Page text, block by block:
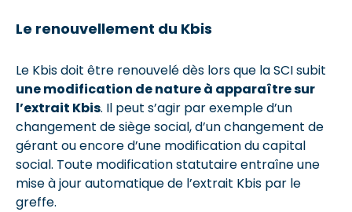
Le renouvellement du Kbis
Le Kbis doit être renouvelé dès lors que la SCI subit
une modification de nature à apparaître sur
l’extrait Kbis. Il peut s’agir par exemple d’un
changement de siège social, d’un changement de
gérant ou encore d’une modification du capital
social. Toute modification statutaire entraîne une
mise à jour automatique de l’extrait Kbis par le
greffe.